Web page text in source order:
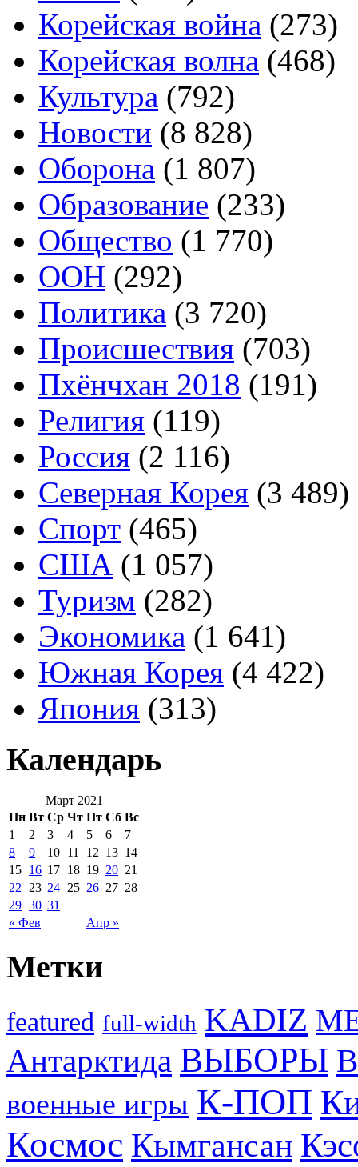
Корейская война (273)
Корейская волна (468)
Культура (792)
Новости (8 828)
Оборона (1 807)
Образование (233)
Общество (1 770)
ООН (292)
Политика (3 720)
Происшествия (703)
Пхёнчхан 2018 (191)
Религия (119)
Россия (2 116)
Северная Корея (3 489)
Спорт (465)
США (1 057)
Туризм (282)
Экономика (1 641)
Южная Корея (4 422)
Япония (313)
Календарь
Март 2021
Пн Вт Ср Чт Пт Сб Вс
« Фев Апр »
1 2 3 4 5 6
7
8
9 10 11 12 13 14
15 16 17 18 19 20 21
22
23 24 25 26 27 28
29 30 31
Метки
featured full-width KADIZ
Антарктида ВЫБОРЫ
военные игры К-ПОП
Космос Кымгансан